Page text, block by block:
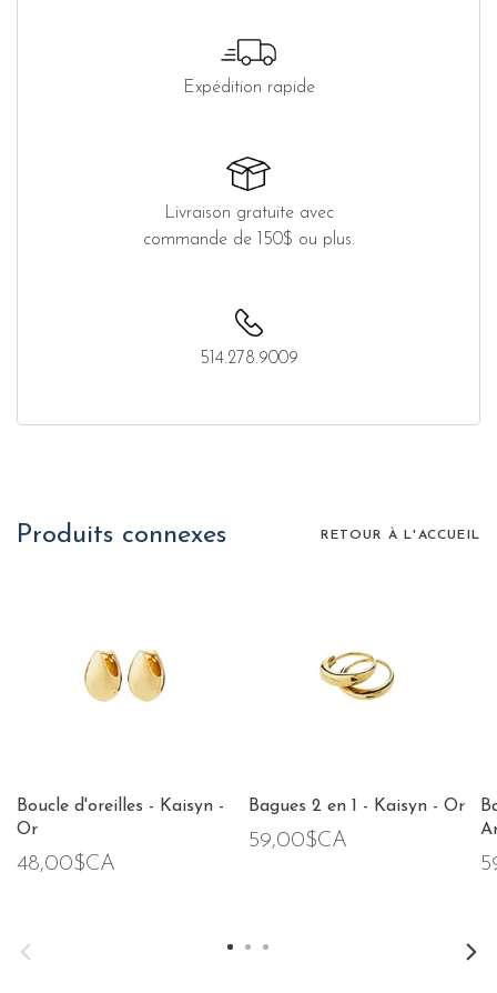
Expédition rapide
Livraison gratuite avec
commande de 150$ ou plus.
514.278.9009
Produits connexes RETOUR À L'ACCUEIL
Boucle d'oreilles - Kaisyn -
Or
48,00$CA
Bagues 2 en 1 - Kaisyn - Or
59,00$CA